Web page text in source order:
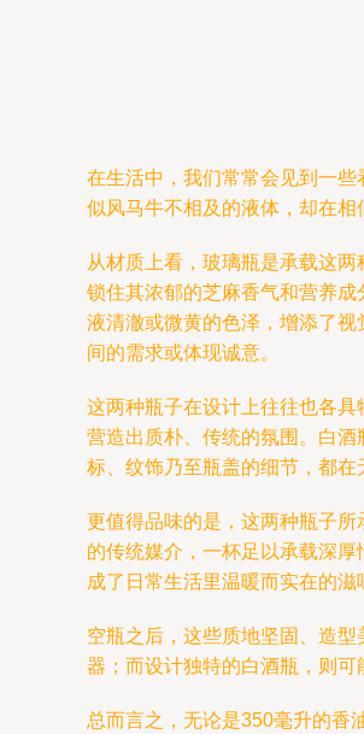
在生活中，我们常常会见到一
似风马牛不相及的液体，却在相
从材质上看，玻璃瓶是承载这
锁住其浓郁的芝麻香气和营养
液清澈或微黄的色泽，增添了
间的需求或体现诚意。
这两种瓶子在设计上往往也各具
营造出质朴、传统的氛围。白
标、纹饰乃至瓶盖的细节，都在
更值得品味的是，这两种瓶子
的传统媒介，一杯足以承载深
成了日常生活里温暖而实在的滋
空瓶之后，这些质地坚固、造
器；而设计独特的白酒瓶，则
总而言之，无论是350毫升的香